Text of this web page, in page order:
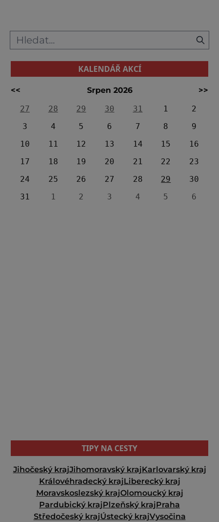
renesančními domy, za které by se nemuse
KALENDÁŘ AKCÍ
<< Srpen 2026
>>
27
28 29 30 31 1
2
3
4 5 6 7 8
9
10
11 12 13 14 15
16
17
18 19 20 21 22
23
24
25 26 27 28 29
30
31
1 2 3 4 5 6
TIPY NA CESTY
Jihočeský krajJihomoravský krajKarlovarský kraj
Královéhradecký krajLiberecký kraj
Moravskoslezský krajOlomoucký kraj
Pardubický krajPlzeňský krajPraha
Středočeský krajÚstecký krajVysočina